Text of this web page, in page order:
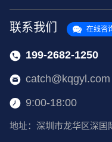
联系我们 在线咨
199-2682-1250
catch@kqgyl.com
9:00-18:00
地址：深圳市龙华区深国